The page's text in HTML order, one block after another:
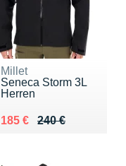
Millet
Seneca Storm 3L
Herren
240 €
Au lieu de 240 €
185 €
Vendu 185 €